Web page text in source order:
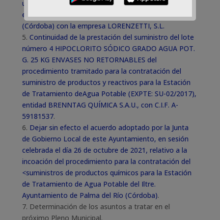
ubicada en la Casa Consistorial, en Plaza de Andalucía
esquina calle Virgen del Rosario de Palma del Río
(Córdoba) con la empresa LORENZETTI, S.L.
5. Continuidad de la prestación del suministro del lote
número 4 HIPOCLORITO SÓDICO GRADO AGUA POT.
G. 25 KG ENVASES NO RETORNABLES del
procedimiento tramitado para la contratación del
suministro de productos y reactivos para la Estación
de Tratamiento deAgua Potable (EXPTE: SU-02/2017),
entidad BRENNTAG QUÍMICA S.A.U., con C.I.F. A-
59181537.
6. Dejar sin efecto el acuerdo adoptado por la Junta
de Gobierno Local de este Ayuntamiento, en sesión
celebrada el día 26 de octubre de 2021, relativo a la
incoación del procedimiento para la contratación del
<suministros de productos químicos para la Estación
de Tratamiento de Agua Potable del Iltre.
Ayuntamiento de Palma del Río (Córdoba).
7. Determinación de los asuntos a tratar en el
próximo Pleno Municipal.